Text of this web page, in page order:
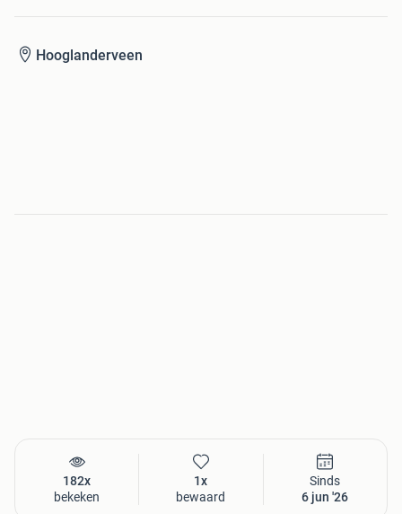
Hooglanderveen
182x
bekeken
1x
bewaard
Sinds
6 jun '26